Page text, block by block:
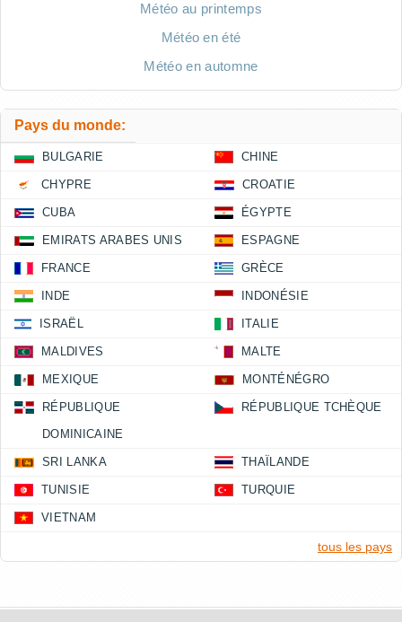
Météo au printemps
Météo en été
Météo en automne
Pays du monde:
BULGARIE CHINE
CHYPRE CROATIE
CUBA ÉGYPTE
EMIRATS ARABES UNIS ESPAGNE
FRANCE GRÈCE
INDE INDONÉSIE
ISRAËL ITALIE
MALDIVES MALTE
MEXIQUE MONTÉNÉGRO
RÉPUBLIQUE
DOMINICAINE
RÉPUBLIQUE TCHÈQUE
SRI LANKA THAÏLANDE
TUNISIE TURQUIE
VIETNAM
tous les pays